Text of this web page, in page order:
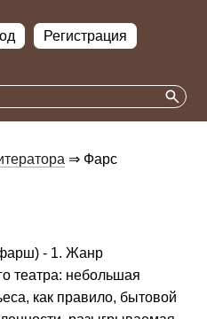
Регистрация
⇒ Фарс
фарш) - 1. Жанр
театра: небольшая
как правило, бытовой